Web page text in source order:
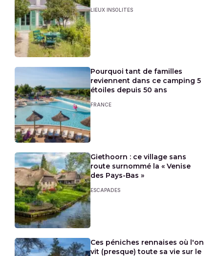
LIEUX INSOLITES
Pourquoi tant de familles
reviennent dans ce camping 5
étoiles depuis 50 ans
FRANCE
Giethoorn : ce village sans
route surnommé la « Venise
des Pays-Bas »
ESCAPADES
Ces péniches rennaises où l'on
vit (presque) toute sa vie sur le